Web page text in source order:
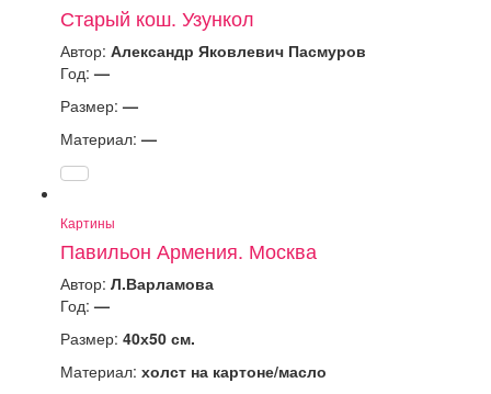
Старый кош. Узункол
Автор: Александр Яковлевич Пасмуров
Год: —
Размер: —
Материал: —
Картины
Павильон Армения. Москва
Автор: Л.Варламова
Год: —
Размер: 40х50 см.
Материал: холст на картоне/масло